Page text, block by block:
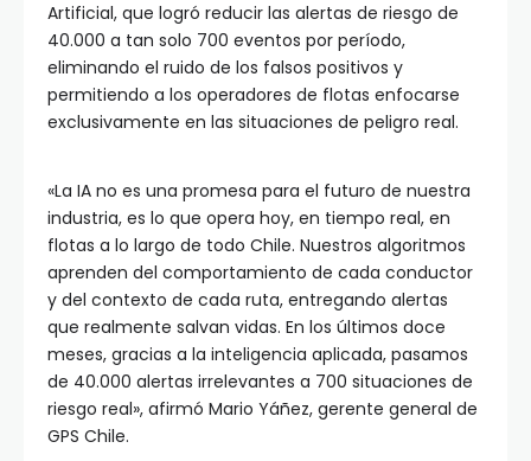
Artificial, que logró reducir las alertas de riesgo de
40.000 a tan solo 700 eventos por período,
eliminando el ruido de los falsos positivos y
permitiendo a los operadores de flotas enfocarse
exclusivamente en las situaciones de peligro real.
«La IA no es una promesa para el futuro de nuestra
industria, es lo que opera hoy, en tiempo real, en
flotas a lo largo de todo Chile. Nuestros algoritmos
aprenden del comportamiento de cada conductor
y del contexto de cada ruta, entregando alertas
que realmente salvan vidas. En los últimos doce
meses, gracias a la inteligencia aplicada, pasamos
de 40.000 alertas irrelevantes a 700 situaciones de
riesgo real», afirmó Mario Yáñez, gerente general de
GPS Chile.